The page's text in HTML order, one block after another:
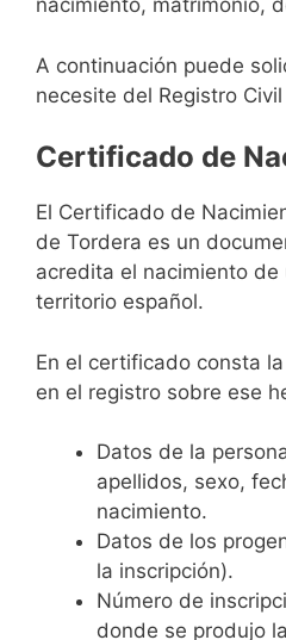
nacimiento, matrimonio,
A continuación puede
necesite del Registro
Certificado de
El Certificado de
de Tordera es un
acredita el nacimiento de
territorio español.
En el certificado consta
en el registro sobre ese
Datos de la
apellidos, sexo,
nacimiento.
Datos de los
la inscripción).
Número de
donde se produjo